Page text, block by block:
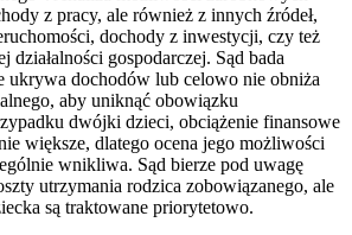
z pracy, ale również z innych źródeł,
dochody z inwestycji, czy też
działalności gospodarczej. Sąd bada
ukrywa dochodów lub celowo nie obniża
aby uniknąć obowiązku
dwójki dzieci, obciążenie finansowe
większe, dlatego ocena jego możliwości
wnikliwa. Sąd bierze pod uwagę
utrzymania rodzica zobowiązanego, ale
są traktowane priorytetowo.